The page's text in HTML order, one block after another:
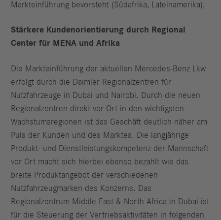
Markteinführung bevorsteht (Südafrika, Lateinamerika).
Stärkere Kundenorientierung durch Regional
Center für MENA und Afrika
Die Markteinführung der aktuellen Mercedes-Benz Lkw
erfolgt durch die Daimler Regionalzentren für
Nutzfahrzeuge in Dubai und Nairobi. Durch die neuen
Regionalzentren direkt vor Ort in den wichtigsten
Wachstumsregionen ist das Geschäft deutlich näher am
Puls der Kunden und des Marktes. Die langjährige
Produkt- und Dienstleistungskompetenz der Mannschaft
vor Ort macht sich hierbei ebenso bezahlt wie das
breite Produktangebot der verschiedenen
Nutzfahrzeugmarken des Konzerns. Das
Regionalzentrum Middle East & North Africa in Dubai ist
für die Steuerung der Vertriebsaktivitäten in folgenden